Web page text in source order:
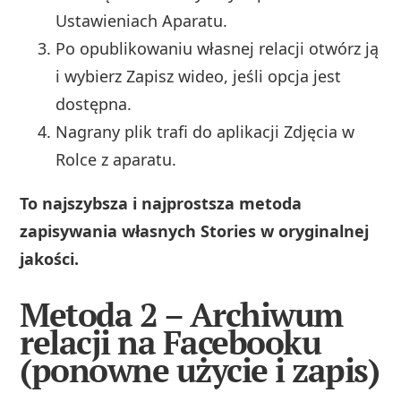
Ustawieniach Aparatu.
Po opublikowaniu własnej relacji otwórz ją
i wybierz Zapisz wideo, jeśli opcja jest
dostępna.
Nagrany plik trafi do aplikacji Zdjęcia w
Rolce z aparatu.
To najszybsza i najprostsza metoda
zapisywania własnych Stories w oryginalnej
jakości.
Metoda 2 – Archiwum
relacji na Facebooku
(ponowne użycie i zapis)